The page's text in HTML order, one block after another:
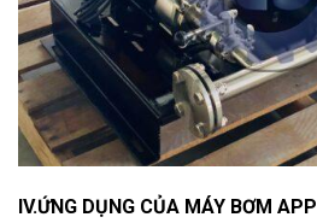
IV.ỨNG DỤNG CỦA MÁY BƠM APP